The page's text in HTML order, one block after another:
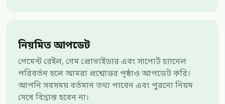
নিয়মিত আপডেট
পেমেন্ট রেইল, গেম প্রোভাইডার এবং সাপোর্ট চ্যানেল
পরিবর্তন হলে আমরা প্রশ্নোত্তর পৃষ্ঠাও আপডেট করি।
আপনি সবসময় বর্তমান তথ্য পাবেন এবং পুরনো নিয়ম
দেখে বিভ্রান্ত হবেন না।